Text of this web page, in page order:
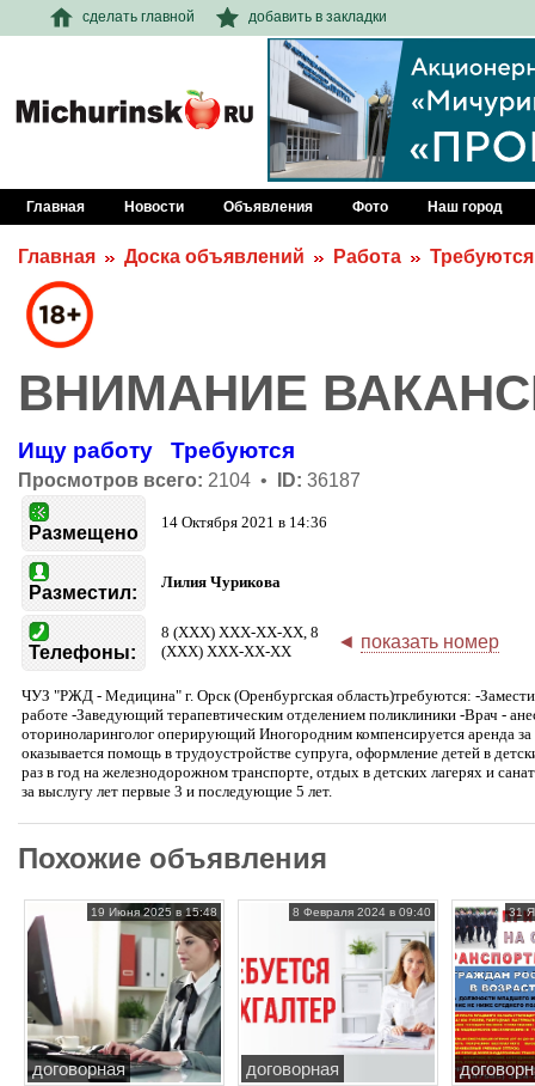
сделать главной добавить в закладки
Главная Новости Объявления Фото Наш город
Главная Доска объявлений Работа Требуются
ВНИМАНИЕ
Ищу работу Требуются
Просмотров всего: 2104 • ID: 36187
Размещено
14 Октября 2021 в 14:36
Разместил:
Лилия Чурикова
Телефоны:
8 (XXX) XXX-XX-XX, 8
(XXX) XXX-XX-XX
◄ показать номер
ЧУЗ "РЖД - Медицина" г. Орск (Оренбургская область)требуются: -
работе -Заведующий терапевтическим отделением поликлиники -Врач -
оториноларинголог оперирующий Иногородним компенсируется аренда
оказывается помощь в трудоустройстве супруга, оформление детей в
раз в год на железнодорожном транспорте, отдых в детских лагерях и
за выслугу лет первые 3 и последующие 5 лет.
Похожие объявления
19 Июня 2025 в 15:48
договорная
8 Февраля 2024 в 09:40
договорная
31